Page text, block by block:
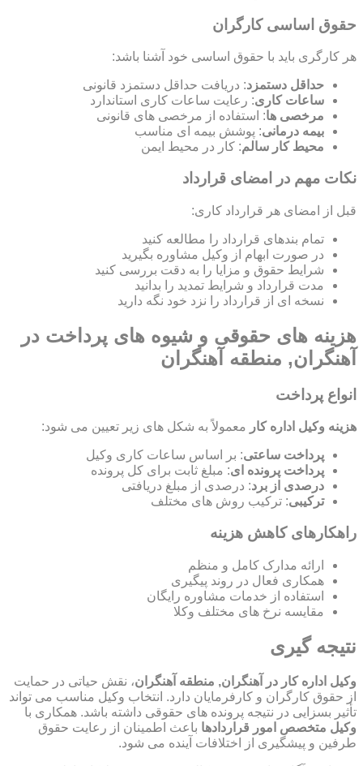
حقوق اساسی کارگران
هر کارگری باید با حقوق اساسی خود آشنا باشد:
حداقل دستمزد: دریافت حداقل دستمزد قانونی
ساعات کاری: رعایت ساعات کاری استاندارد
مرخصی ها: استفاده از مرخصی های قانونی
بیمه درمانی: پوشش بیمه ای مناسب
محیط کار سالم: کار در محیط ایمن
نکات مهم در امضای قرارداد
قبل از امضای هر قرارداد کاری:
تمام بندهای قرارداد را مطالعه کنید
در صورت ابهام از وکیل مشاوره بگیرید
شرایط حقوق و مزایا را به دقت بررسی کنید
مدت قرارداد و شرایط تمدید را بدانید
نسخه ای از قرارداد را نزد خود نگه دارید
هزینه های حقوقی و شیوه های پرداخت در
آهنگران, منطقه آهنگران
انواع پرداخت
هزینه وکیل اداره کار معمولاً به شکل های زیر تعیین می شود:
پرداخت ساعتی: بر اساس ساعات کاری وکیل
پرداخت پرونده ای: مبلغ ثابت برای کل پرونده
درصدی از برد: درصدی از مبلغ دریافتی
ترکیبی: ترکیب روش های مختلف
راهکارهای کاهش هزینه
ارائه مدارک کامل و منظم
همکاری فعال در روند پیگیری
استفاده از خدمات مشاوره رایگان
مقایسه نرخ های مختلف وکلا
نتیجه گیری
وکیل اداره کار در آهنگران, منطقه آهنگران، نقش حیاتی در حمایت
از حقوق کارگران و کارفرمایان دارد. انتخاب وکیل مناسب می تواند
تأثیر بسزایی در نتیجه پرونده های حقوقی داشته باشد. همکاری با
وکیل متخصص امور قراردادها باعث اطمینان از رعایت حقوق
طرفین و پیشگیری از اختلافات آینده می شود.